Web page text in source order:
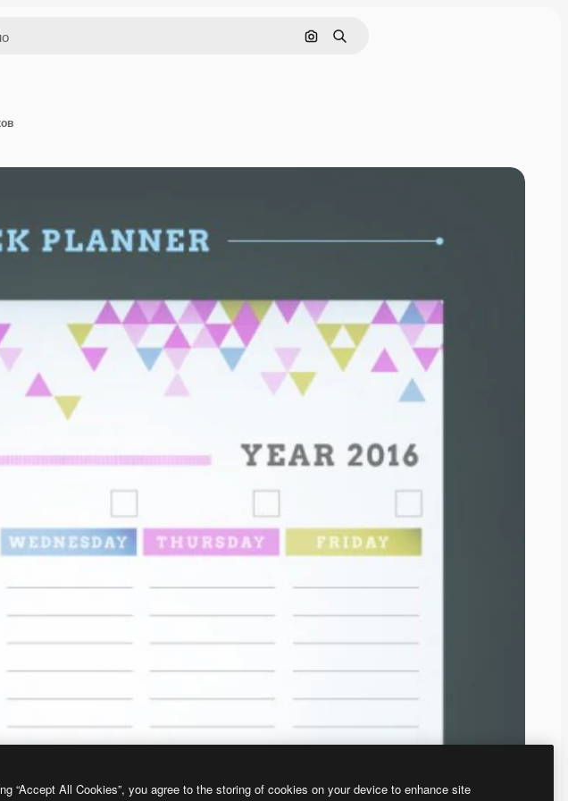
Поиск по изображению
Поиск
“Accept All Cookies”, you agree to the storing of cookies on your device to enhance site